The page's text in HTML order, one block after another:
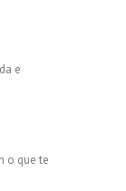
e
o que te